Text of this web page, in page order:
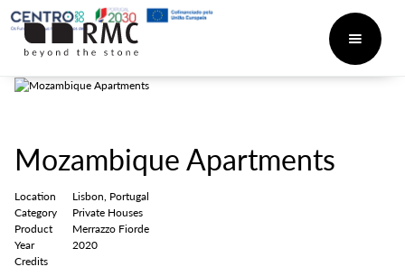
Mozambique Apartments
Location
Lisbon, Portugal
Category
Private Houses
Product
Merrazzo Fiorde
Year
2020
Credits